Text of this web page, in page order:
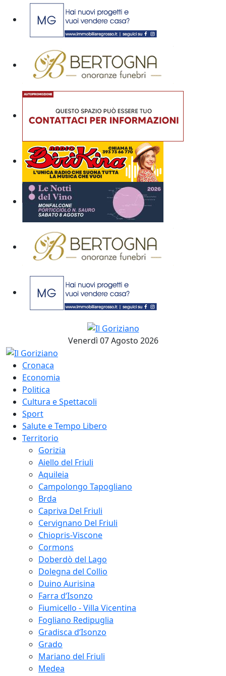
Venerdì 07 Agosto 2026
Cronaca
Economia
Politica
Cultura e Spettacoli
Sport
Salute e Tempo Libero
Territorio
Gorizia
Aiello del Friuli
Aquileia
Campolongo Tapogliano
Brda
Capriva Del Friuli
Cervignano Del Friuli
Chiopris-Viscone
Cormons
Doberdò del Lago
Dolegna del Collio
Duino Aurisina
Farra d‘Isonzo
Fiumicello - Villa Vicentina
Fogliano Redipuglia
Gradisca d‘Isonzo
Grado
Mariano del Friuli
Medea